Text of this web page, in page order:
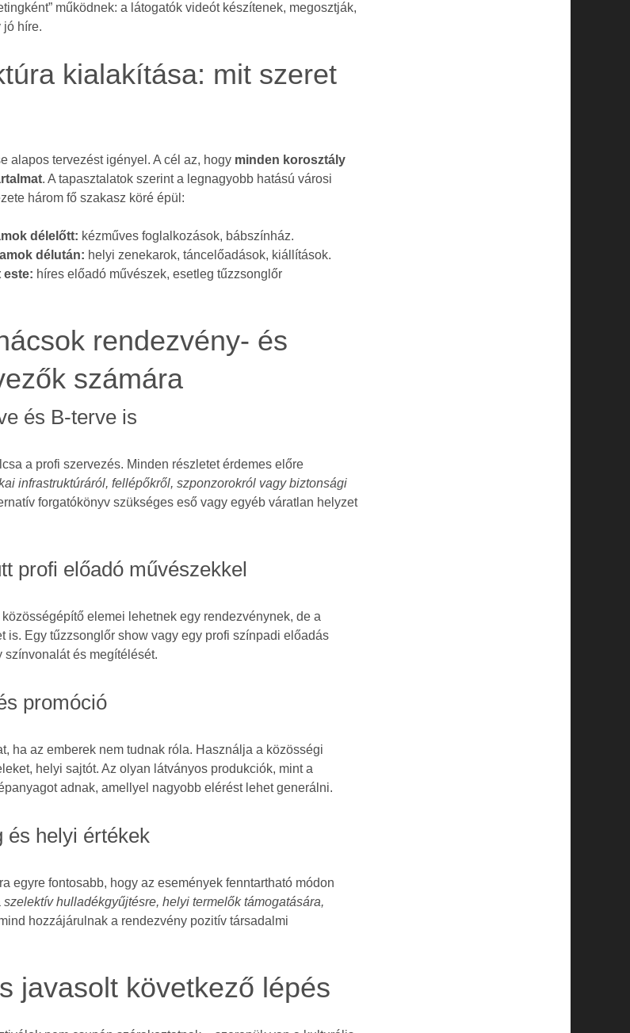
működnek: a látogatók videót készítenek, megosztják,
jó híre.
kialakítása: mit szeret
alapos tervezést igényel. A cél az, hogy minden korosztály
. A tapasztalatok szerint a legnagyobb hatású városi
három fő szakasz köré épül:
délelőtt: kézműves foglalkozások, bábszínház.
délután: helyi zenekarok, táncelőadások, kiállítások.
este: híres előadó művészek, esetleg tűzzsonglőr
rendezvény- és
számára
és B-terve is
a profi szervezés. Minden részletet érdemes előre
infrastruktúráról, fellépőkről, szponzorokról vagy biztonsági
forgatókönyv szükséges eső vagy egyéb váratlan helyzet
profi előadó művészekkel
elemei lehetnek egy rendezvénynek, de a
is. Egy tűzzsonglőr show vagy egy profi színpadi előadás
és megítélését.
promóció
ha az emberek nem tudnak róla. Használja a közösségi
helyi sajtót. Az olyan látványos produkciók, mint a
adnak, amellyel nagyobb elérést lehet generálni.
és helyi értékek
egyre fontosabb, hogy az események fenntartható módon
szelektív hulladékgyűjtésre, helyi termelők támogatására,
hozzájárulnak a rendezvény pozitív társadalmi
javasolt következő lépés